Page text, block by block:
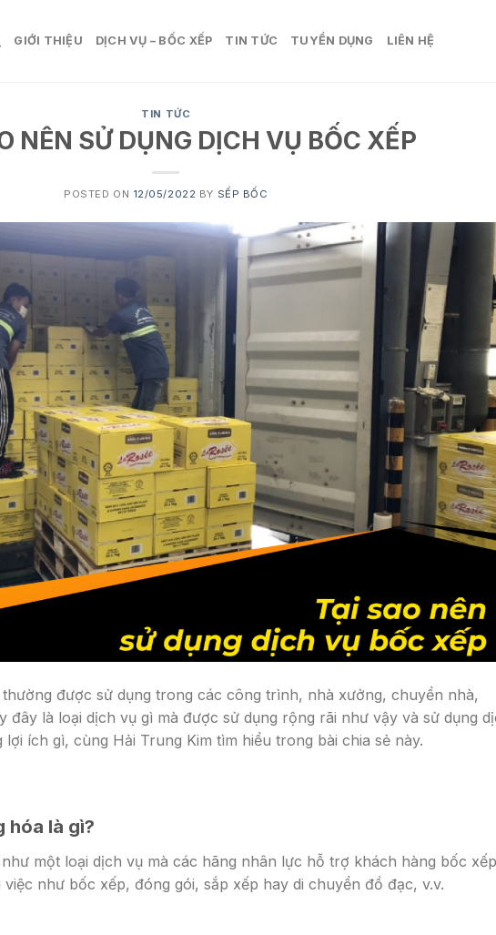
GIỚI THIỆU DỊCH VỤ – BỐC XẾP TIN TỨC TUYỂN DỤNG LIÊN HỆ
TIN TỨC
NÊN SỬ DỤNG DỊCH VỤ BỐC XẾP
POSTED ON 12/05/2022 BY SẾP BỐC
được sử dụng trong các công trình, nhà xưởng, chuyển nhà,
đây là loại dịch vụ gì mà được sử dụng rộng rãi như vậy và sử dụng
ích gì, cùng Hải Trung Kim tìm hiểu trong bài chia sẻ này.
hóa là gì?
một loại dịch vụ mà các hãng nhân lực hỗ trợ khách hàng bốc xếp
như bốc xếp, đóng gói, sắp xếp hay di chuyển đồ đạc, v.v.